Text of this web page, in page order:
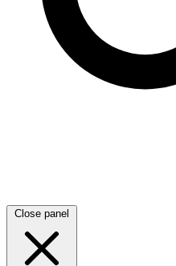
Close panel